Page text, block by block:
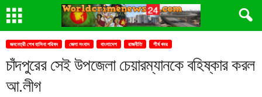
জননেত্রী শেখ হাসিনা পরিষদ জেলা সংবাদ বাংলাদেশ রাজনীতি শীর্ষ খবর
চাঁদপুরের সেই উপজেলা চেয়ারম্যানকে বহিষ্কার করল
আ.লীগ